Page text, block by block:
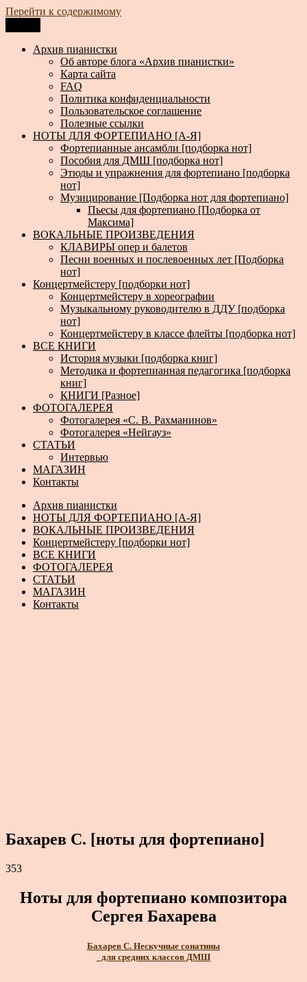
Перейти к содержимому
Архив пианистки
Всё для пианистов: ноты, книги, музыка, статьи…
Архив пианистки
Об авторе блога «Архив пианистки»
Карта сайта
FAQ
Политика конфиденциальности
Пользовательское соглашение
Полезные ссылки
НОТЫ ДЛЯ ФОРТЕПИАНО [А-Я]
Фортепианные ансамбли [подборка нот]
Пособия для ДМШ [подборка нот]
Этюды и упражнения для фортепиано [подборка
нот]
Музицирование [Подборка нот для фортепиано]
Пьесы для фортепиано [Подборка от
Максима]
ВОКАЛЬНЫЕ ПРОИЗВЕДЕНИЯ
КЛАВИРЫ опер и балетов
Песни военных и послевоенных лет [Подборка
нот]
Концертмейстеру [подборки нот]
Концертмейстеру в хореографии
Музыкальному руководителю в ДДУ [подборка
нот]
Концертмейстеру в классе флейты [подборка нот]
ВСЕ КНИГИ
История музыки [подборка книг]
Методика и фортепианная педагогика [подборка
книг]
КНИГИ [Разное]
ФОТОГАЛЕРЕЯ
Фотогалерея «С. В. Рахманинов»
Фотогалерея «Нейгауз»
СТАТЬИ
Интервью
МАГАЗИН
Контакты
Архив пианистки
НОТЫ ДЛЯ ФОРТЕПИАНО [А-Я]
ВОКАЛЬНЫЕ ПРОИЗВЕДЕНИЯ
Концертмейстеру [подборки нот]
ВСЕ КНИГИ
ФОТОГАЛЕРЕЯ
СТАТЬИ
МАГАЗИН
Контакты
Бахарев С. [ноты для фортепиано]
353
Ноты для фортепиано композитора
Сергея Бахарева
Бахарев С. Нескучные сонатины
_для средних классов ДМШ